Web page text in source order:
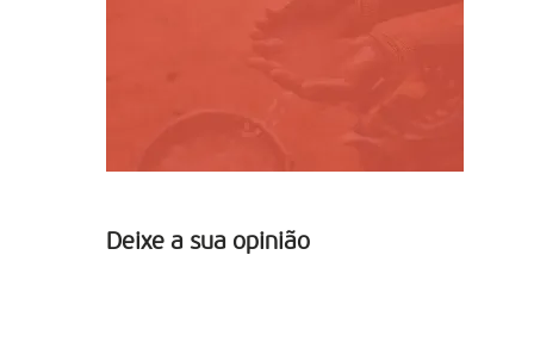
Deixe a sua opinião